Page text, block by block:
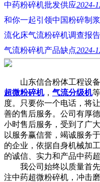
中药粉碎机批发供应2024-
和你一起引领中国粉碎制
流化床气流粉碎机调查报告
气流粉碎机产品缺点2024-
山东信合粉体工程设备
超微粉碎机， 气流分级机
度。只要你一个电话，将
善的售后服务。公司有厚
小时售后服务，受到了广
以服务赢信誉，竭诚服务
的企业，依据自身机械加
的诚信、实力和产品中药
我公司始终以质量首先
注中药超微粉碎机，冲击